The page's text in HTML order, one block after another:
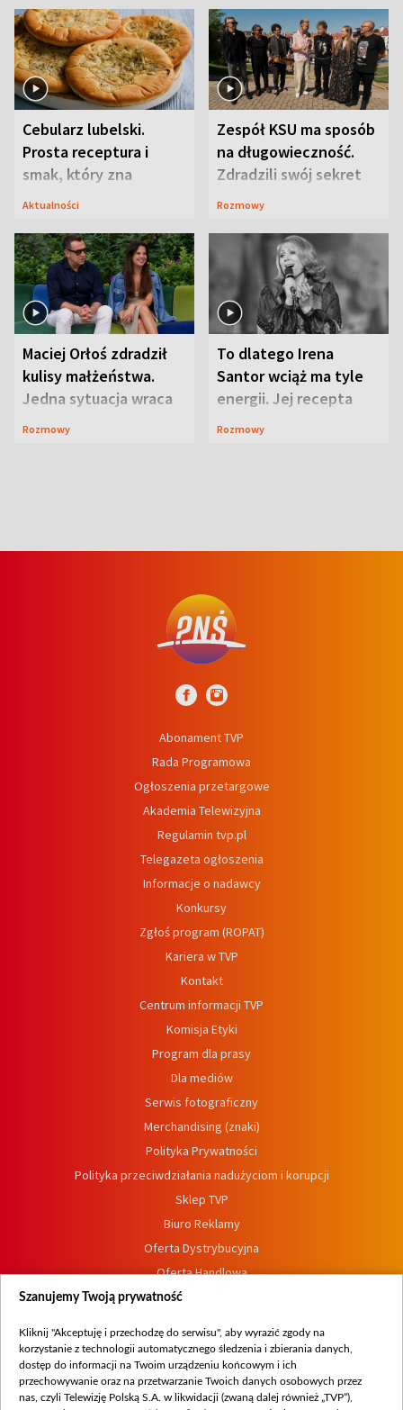
Cebularz lubelski.
Prosta receptura i
smak, który zna
Lubelszczyzna
Aktualności
Zespół KSU ma sposób
na długowieczność.
Zdradzili swój sekret
Rozmowy
Maciej Orłoś zdradził
kulisy małżeństwa.
Jedna sytuacja wraca
jak bumerang
Rozmowy
To dlatego Irena
Santor wciąż ma tyle
energii. Jej recepta
jest zaskakująco
Rozmowy
Abonament TVP
Rada Programowa
Ogłoszenia przetargowe
Akademia Telewizyjna
Regulamin tvp.pl
Telegazeta ogłoszenia
Informacje o nadawcy
Konkursy
Zgłoś program (ROPAT)
Kariera w TVP
Kontakt
Centrum informacji TVP
Komisja Etyki
Program dla prasy
Dla mediów
Serwis fotograficzny
Merchandising (znaki)
Polityka Prywatności
Polityka przeciwdziałania nadużyciom i korupcji
Sklep TVP
Biuro Reklamy
Oferta Dystrybucyjna
Oferta Handlowa
Dostępność
Procedura zgłoszeń wewnętrznych
Szanujemy Twoją prywatność
Kliknij "Akceptuję i przechodzę do serwisu", aby wyrazić zgody na
korzystanie z technologii automatycznego śledzenia i zbierania danych,
dostęp do informacji na Twoim urządzeniu końcowym i ich
przechowywanie oraz na przetwarzanie Twoich danych osobowych przez
nas, czyli Telewizję Polską S.A. w likwidacji (zwaną dalej również „TVP”),